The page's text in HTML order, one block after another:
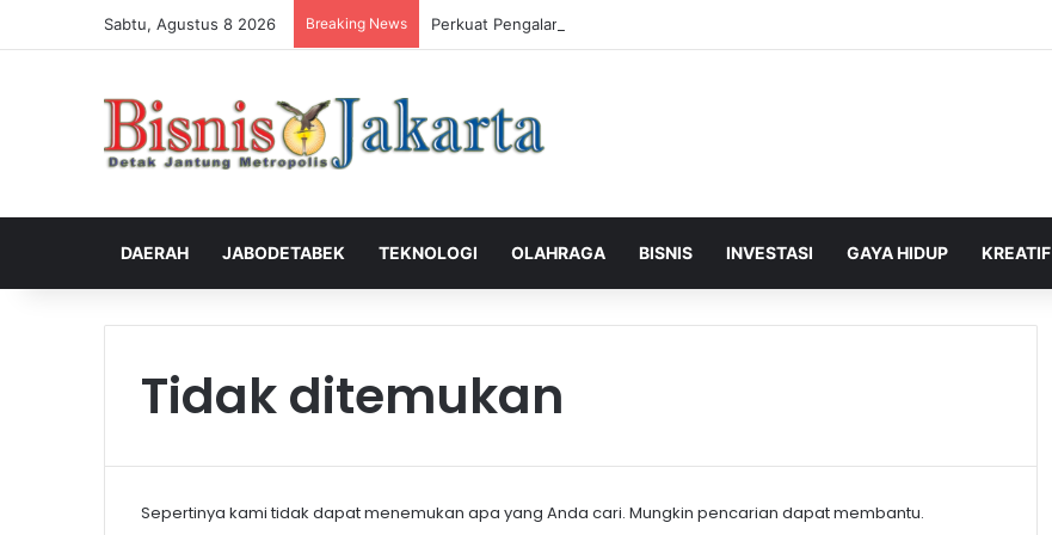
Sabtu, Agustus 8 2026 Breaking News Perkuat Pengalaman Pelanggan, PLN Icon Plus Sabet Tiga Penghargaan CCW 2026
DAERAH JABODETABEK TEKNOLOGI OLAHRAGA BISNIS INVESTASI GAYA HIDUP KREATIF
Tidak ditemukan
Sepertinya kami tidak dapat menemukan apa yang Anda cari. Mungkin pencarian dapat membantu.